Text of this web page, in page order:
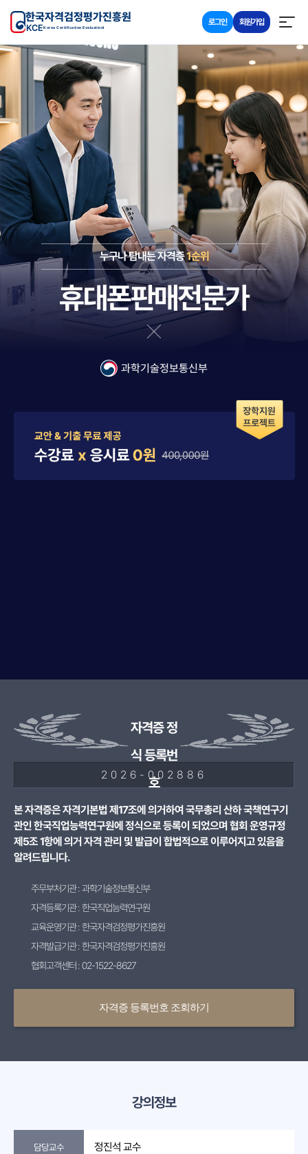
한국자격검정평가진흥원
KCEKorea Certification Evaluationl
로그인 회원가입
누구나 탐내는 자격증1순위
휴대폰판매전문가
과학기술정보통신부
자격증 정
식 등록번
호
2026-002886
본 자격증은 자격기본법 제17조에 의거하여 국무총리 산하 국책연구기
관인 한국직업능력연구원에 정식으로 등록이 되었으며 협회 운영규정
제5조 1항에 의거 자격 관리 및 발급이 합법적으로 이루어지고 있음을
알려드립니다.
주무부처기관 : 과학기술정보통신부
자격등록기관 : 한국직업능력연구원
교육운영기관 : 한국자격검정평가진흥원
자격발급기관 : 한국자격검정평가진흥원
협회고객센터 : 02-1522-8627
자격증 등록번호 조회하기
강의정보
담당교수 정진석 교수